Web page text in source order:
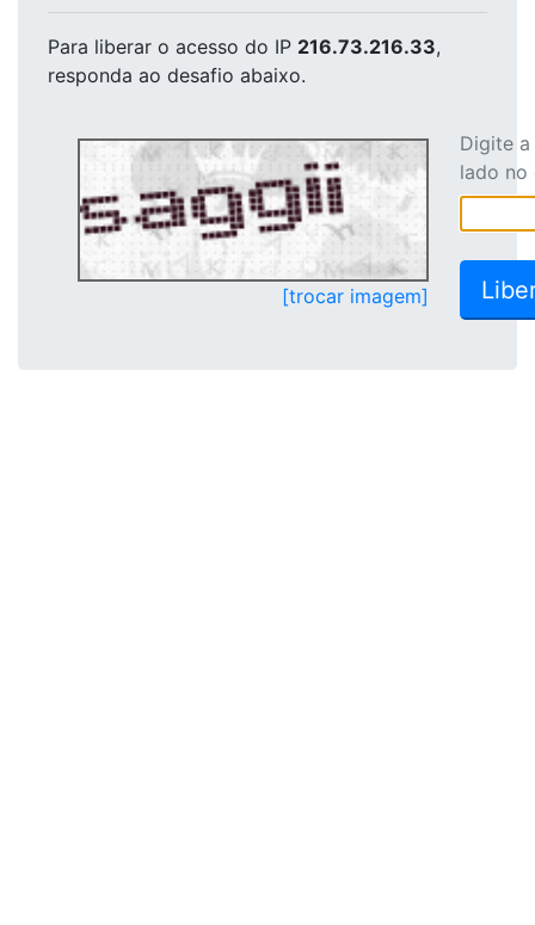
Para liberar o acesso do IP 216.73.216.33,
responda ao desafio abaixo.
[trocar imagem]
Digite
lado no